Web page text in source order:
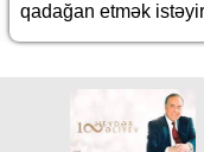
qadağan etmək istəyir